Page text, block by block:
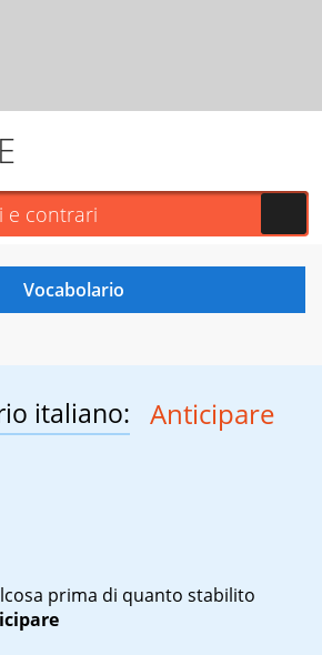
italiano: Anticipare
prima di quanto stabilito